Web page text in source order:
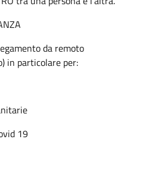
da remoto
in particolare per:
19